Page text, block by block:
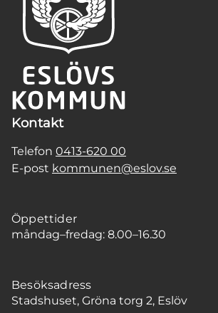
Kontakt
Telefon 0413-620 00
E-post kommunen@eslov.se
Öppettider
måndag–fredag: 8.00–16.30
Besöksadress
Stadshuset, Gröna torg 2, Eslöv